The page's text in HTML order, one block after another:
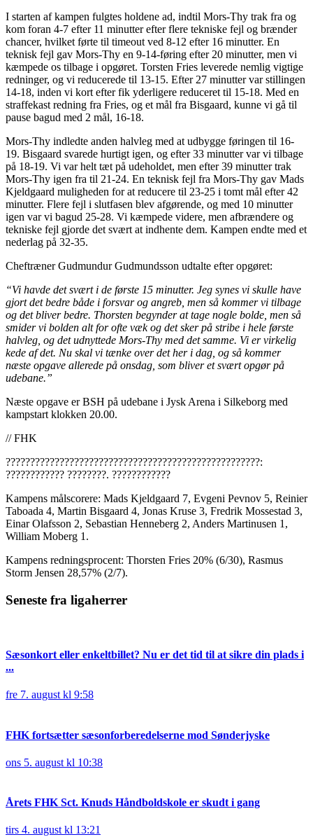
I starten af kampen fulgtes holdene ad, indtil Mors-Thy trak fra og
kom foran 4-7 efter 11 minutter efter flere tekniske fejl og brænder
chancer, hvilket førte til timeout ved 8-12 efter 16 minutter. En
teknisk fejl gav Mors-Thy en 9-14-føring efter 20 minutter, men vi
kæmpede os tilbage i opgøret. Torsten Fries leverede nemlig vigtige
redninger, og vi reducerede til 13-15. Efter 27 minutter var stillingen
14-18, inden vi kort efter fik yderligere reduceret til 15-18. Med en
straffekast redning fra Fries, og et mål fra Bisgaard, kunne vi gå til
pause bagud med 2 mål, 16-18.
Mors-Thy indledte anden halvleg med at udbygge føringen til 16-
19. Bisgaard svarede hurtigt igen, og efter 33 minutter var vi tilbage
på 18-19. Vi var helt tæt på udeholdet, men efter 39 minutter trak
Mors-Thy igen fra til 21-24. En teknisk fejl fra Mors-Thy gav Mads
Kjeldgaard muligheden for at reducere til 23-25 i tomt mål efter 42
minutter. Flere fejl i slutfasen blev afgørende, og med 10 minutter
igen var vi bagud 25-28. Vi kæmpede videre, men afbrændere og
tekniske fejl gjorde det svært at indhente dem. Kampen endte med et
nederlag på 32-35.
Cheftræner Gudmundur Gudmundsson udtalte efter opgøret:
“Vi havde det svært i de første 15 minutter. Jeg synes vi skulle have
gjort det bedre både i forsvar og angreb, men så kommer vi tilbage
og det bliver bedre. Thorsten begynder at tage nogle bolde, men så
smider vi bolden alt for ofte væk og det sker på stribe i hele første
halvleg, og det udnyttede Mors-Thy med det samme. Vi er virkelig
kede af det. Nu skal vi tænke over det her i dag, og så kommer
næste opgave allerede på onsdag, som bliver et svært opgør på
udebane.”
Næste opgave er BSH på udebane i Jysk Arena i Silkeborg med
kampstart klokken 20.00.
// FHK
????????????????????????????????????????????????????:
???????????? ????????. ????????????
Kampens målscorere: Mads Kjeldgaard 7, Evgeni Pevnov 5, Reinier
Taboada 4, Martin Bisgaard 4, Jonas Kruse 3, Fredrik Mossestad 3,
Einar Olafsson 2, Sebastian Henneberg 2, Anders Martinusen 1,
William Moberg 1.
Kampens redningsprocent: Thorsten Fries 20% (6/30), Rasmus
Storm Jensen 28,57% (2/7).
Seneste fra ligaherrer
Sæsonkort eller enkeltbillet? Nu er det tid til at sikre din plads i
...
fre 7. august kl 9:58
FHK fortsætter sæsonforberedelserne mod Sønderjyske
ons 5. august kl 10:38
Årets FHK Sct. Knuds Håndboldskole er skudt i gang
tirs 4. august kl 13:21